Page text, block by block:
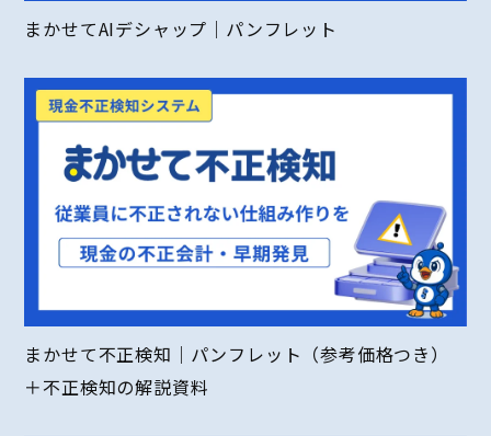
まかせてAIデシャップ｜パンフレット
まかせて不正検知｜パンフレット（参考価格つき）
＋不正検知の解説資料